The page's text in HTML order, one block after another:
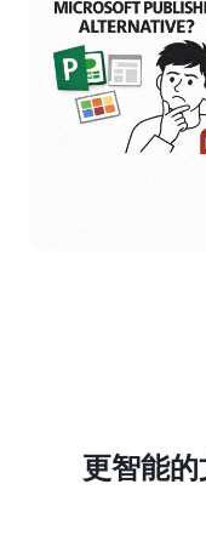
更智能